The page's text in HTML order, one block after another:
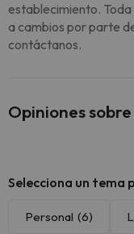
establecimiento.
a cambios por parte
contáctanos.
Opiniones
Selecciona un tema
Personal (6)